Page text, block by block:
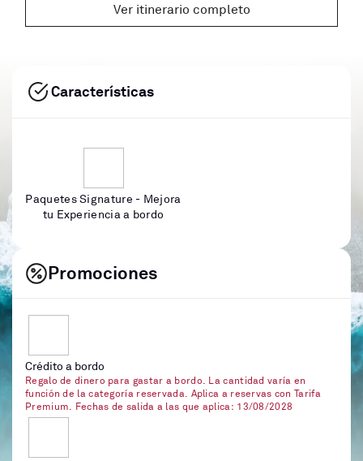
Ver itinerario completo
Características
Paquetes Signature - Mejora
tu Experiencia a bordo
Promociones
Crédito a bordo
Regalo de dinero para gastar a bordo. La cantidad varía en
función de la categoría reservada. Aplica a reservas con Tarifa
Premium. Fechas de salida a las que aplica: 13/08/2028